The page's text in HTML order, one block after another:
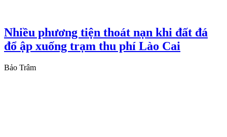
Nhiều phương tiện thoát nạn khi đất đá
đổ ập xuống trạm thu phí Lào Cai
Bảo Trâm